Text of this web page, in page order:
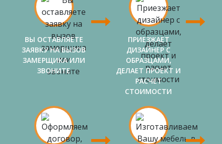
ВЫ ОСТАВЛЯЕТЕ
ЗАЯВКУ НА ВЫЗОВ
ЗАМЕРЩИКА ИЛИ
ЗВОНИТЕ
ПРИЕЗЖАЕТ
ДИЗАЙНЕР С
ОБРАЗЦАМИ,
ДЕЛАЕТ ПРОЕКТ И
РАСЧЕТ
СТОИМОСТИ